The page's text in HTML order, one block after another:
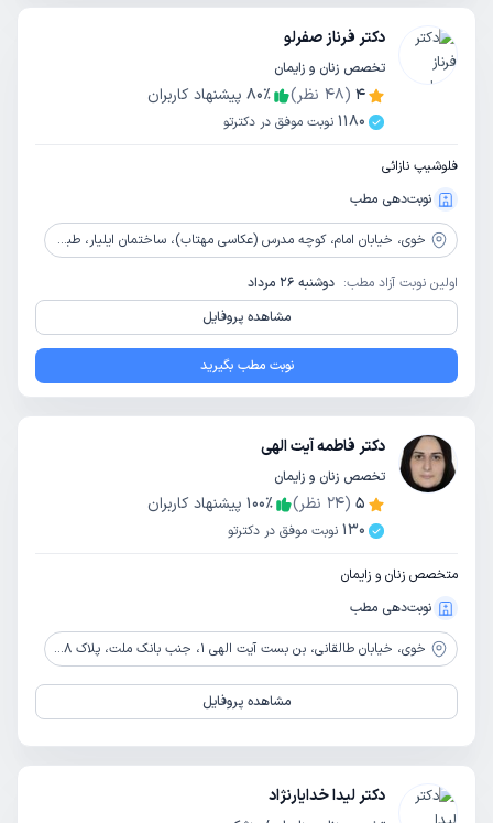
دکتر فرناز صفرلو
تخصص زنان و زایمان
4
(
48 نظر) 80٪
پیشنهاد کاربران
1180 نوبت موفق در دکترتو
فلوشیپ نازائی
نوبت‌دهی مطب
خوی، خیابان امام، کوچه مدرس (عکاسی مهتاب)، ساختمان ایلیار، طبقه همکف
اولین نوبت آزاد مطب: دوشنبه 26 مرداد
مشاهده پروفایل
نوبت مطب بگیرید
دکتر فاطمه آیت الهی
تخصص زنان و زایمان
5
(
24 نظر) 100٪
پیشنهاد کاربران
130 نوبت موفق در دکترتو
متخصص زنان و زایمان
نوبت‌دهی مطب
خوی، خیابان طالقانی، بن بست آیت الهی 1، جنب بانک ملت، پلاک 208
مشاهده پروفایل
دکتر لیدا خدایارنژاد